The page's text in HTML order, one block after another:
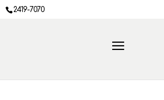
2419-7070